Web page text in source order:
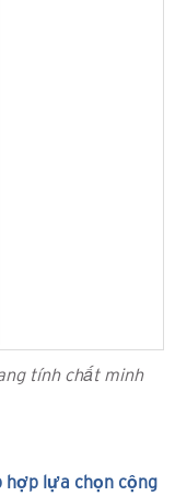
tính chất minh
hợp lựa chọn cộng